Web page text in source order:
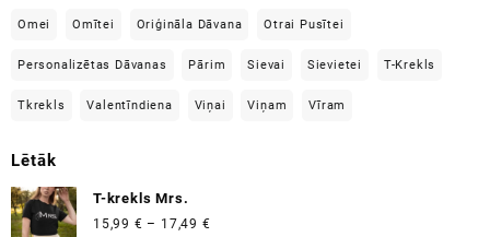
Omei Omītei Oriģināla Dāvana Otrai Pusītei
Personalizētas Dāvanas Pārim Sievai Sievietei T-Krekls
Tkrekls Valentīndiena Viņai Viņam Vīram
Lētāk
T-krekls Mrs.
15,99 € – 17,49 €